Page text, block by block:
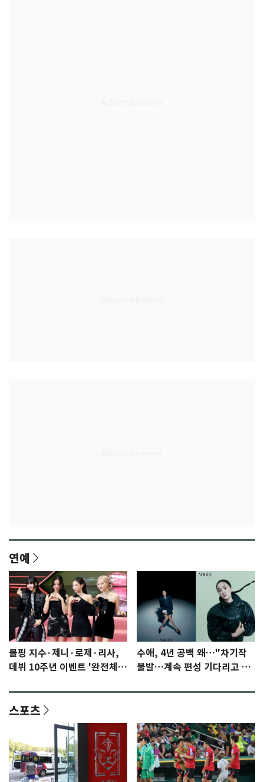
연예
블핑 지수·제니·로제·리사,
데뷔 10주년 이벤트 '완전체'
수애, 4년 공백 왜…"차기작
불발…계속 편성 기다리고 있
스포츠